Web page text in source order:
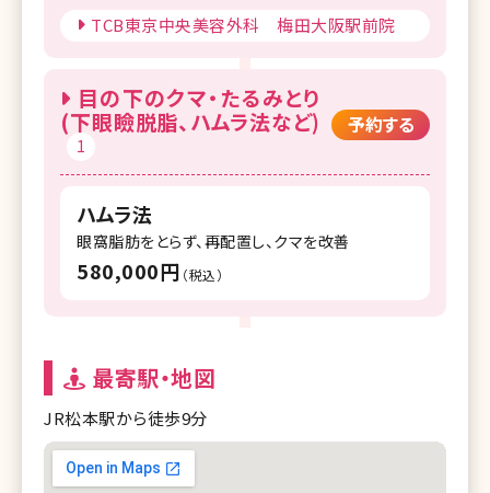
TCB東京中央美容外科 梅田大阪駅前院
目の下のクマ・たるみとり
(下眼瞼脱脂、ハムラ法など)
1
予約する
ハムラ法
眼窩脂肪をとらず、再配置し、クマを改善
580,000円 （税込）
最寄駅・地図
JR松本駅から徒歩9分